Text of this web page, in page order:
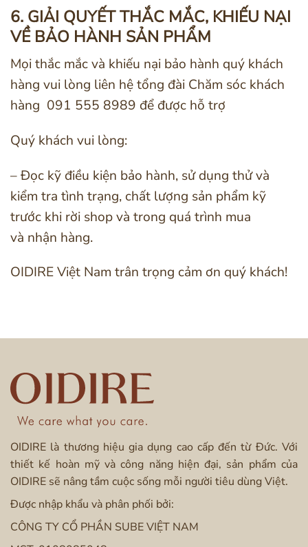
6. GIẢI QUYẾT THẮC MẮC, KHIẾU NẠI
VỀ BẢO HÀNH SẢN PHẨM
Mọi thắc mắc và khiếu nại bảo hành quý khách
hàng vui lòng liên hệ tổng đài Chăm sóc khách
hàng 091 555 8989 để được hỗ trợ
Quý khách vui lòng:
– Đọc kỹ điều kiện bảo hành, sử dụng thử và
kiểm tra tình trạng, chất lượng sản phẩm kỹ
trước khi rời shop và trong quá trình mua
và nhận hàng.
OIDIRE Việt Nam trân trọng cảm ơn quý khách!
OIDIRE là thương hiệu gia dụng cao cấp đến từ Đức. Với
thiết kế hoàn mỹ và công năng hiện đại, sản phẩm của
OIDIRE sẽ nâng tầm cuộc sống mỗi người tiêu dùng Việt.
Được nhập khẩu và phân phối bởi:
CÔNG TY CỔ PHẦN SUBE VIỆT NAM